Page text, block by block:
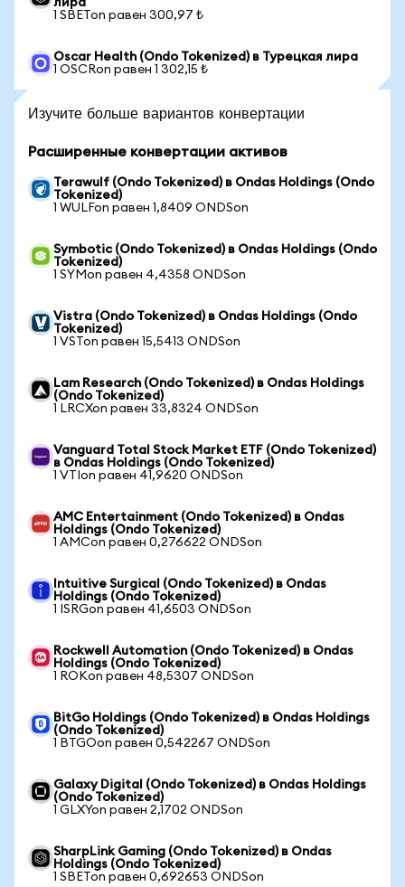
лира
1 SBETon равен 300,97 ₺
Oscar Health (Ondo Tokenized) в Турецкая лира
1 OSCRon равен 1 302,15 ₺
Изучите больше вариантов конвертации
Расширенные конвертации активов
Terawulf (Ondo Tokenized) в Ondas Holdings (Ondo
Tokenized)
1 WULFon равен 1,8409 ONDSon
Symbotic (Ondo Tokenized) в Ondas Holdings (Ondo
Tokenized)
1 SYMon равен 4,4358 ONDSon
Vistra (Ondo Tokenized) в Ondas Holdings (Ondo
Tokenized)
1 VSTon равен 15,5413 ONDSon
Lam Research (Ondo Tokenized) в Ondas Holdings
(Ondo Tokenized)
1 LRCXon равен 33,8324 ONDSon
Vanguard Total Stock Market ETF (Ondo Tokenized)
в Ondas Holdings (Ondo Tokenized)
1 VTIon равен 41,9620 ONDSon
AMC Entertainment (Ondo Tokenized) в Ondas
Holdings (Ondo Tokenized)
1 AMCon равен 0,276622 ONDSon
Intuitive Surgical (Ondo Tokenized) в Ondas
Holdings (Ondo Tokenized)
1 ISRGon равен 41,6503 ONDSon
Rockwell Automation (Ondo Tokenized) в Ondas
Holdings (Ondo Tokenized)
1 ROKon равен 48,5307 ONDSon
BitGo Holdings (Ondo Tokenized) в Ondas Holdings
(Ondo Tokenized)
1 BTGOon равен 0,542267 ONDSon
Galaxy Digital (Ondo Tokenized) в Ondas Holdings
(Ondo Tokenized)
1 GLXYon равен 2,1702 ONDSon
SharpLink Gaming (Ondo Tokenized) в Ondas
Holdings (Ondo Tokenized)
1 SBETon равен 0,692653 ONDSon